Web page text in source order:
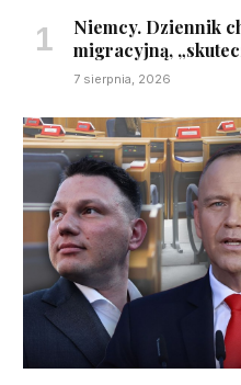
Niemcy. Dziennik
migracyjną,
7 sierpnia, 2026